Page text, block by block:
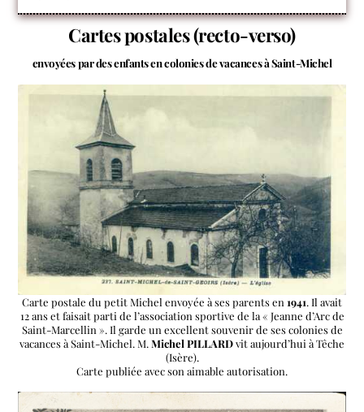
Cartes postales (recto-verso)
envoyées par des enfants en colonies de vacances à Saint-Michel
Link
Carte postale du petit Michel envoyée à ses parents en 1941. Il avait
12 ans et faisait parti de l’association sportive de la « Jeanne d’Arc de
Saint-Marcellin ». Il garde un excellent souvenir de ses colonies de
vacances à Saint-Michel. M. Michel PILLARDvit aujourd’hui à Têche
(Isère).
Carte publiée avec son aimable autorisation.